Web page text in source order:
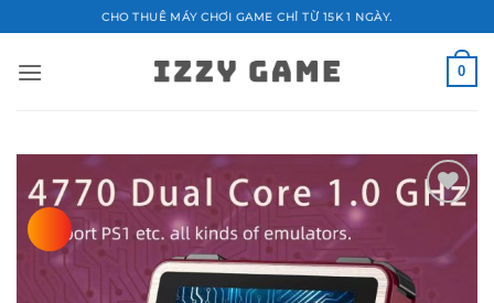
qua
nội
CHO THUÊ MÁY CHƠI GAME CHỈ TỪ 15K 1 NGÀY.
0
wishlist